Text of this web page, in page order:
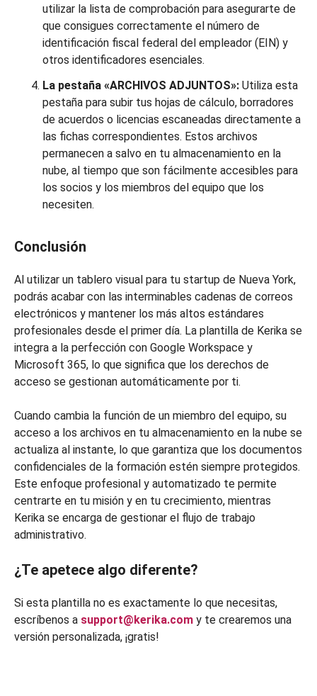
utilizar la lista de comprobación para asegurarte de
que consigues correctamente el número de
identificación fiscal federal del empleador (EIN) y
otros identificadores esenciales.
La pestaña «ARCHIVOS ADJUNTOS»: Utiliza esta
pestaña para subir tus hojas de cálculo, borradores
de acuerdos o licencias escaneadas directamente a
las fichas correspondientes. Estos archivos
permanecen a salvo en tu almacenamiento en la
nube, al tiempo que son fácilmente accesibles para
los socios y los miembros del equipo que los
necesiten.
Conclusión
Al utilizar un tablero visual para tu startup de Nueva York,
podrás acabar con las interminables cadenas de correos
electrónicos y mantener los más altos estándares
profesionales desde el primer día. La plantilla de Kerika se
integra a la perfección con Google Workspace y
Microsoft 365, lo que significa que los derechos de
acceso se gestionan automáticamente por ti.
Cuando cambia la función de un miembro del equipo, su
acceso a los archivos en tu almacenamiento en la nube se
actualiza al instante, lo que garantiza que los documentos
confidenciales de la formación estén siempre protegidos.
Este enfoque profesional y automatizado te permite
centrarte en tu misión y en tu crecimiento, mientras
Kerika se encarga de gestionar el flujo de trabajo
administrativo.
¿Te apetece algo diferente?
Si esta plantilla no es exactamente lo que necesitas,
escríbenos a support@kerika.com y te crearemos una
versión personalizada, ¡gratis!